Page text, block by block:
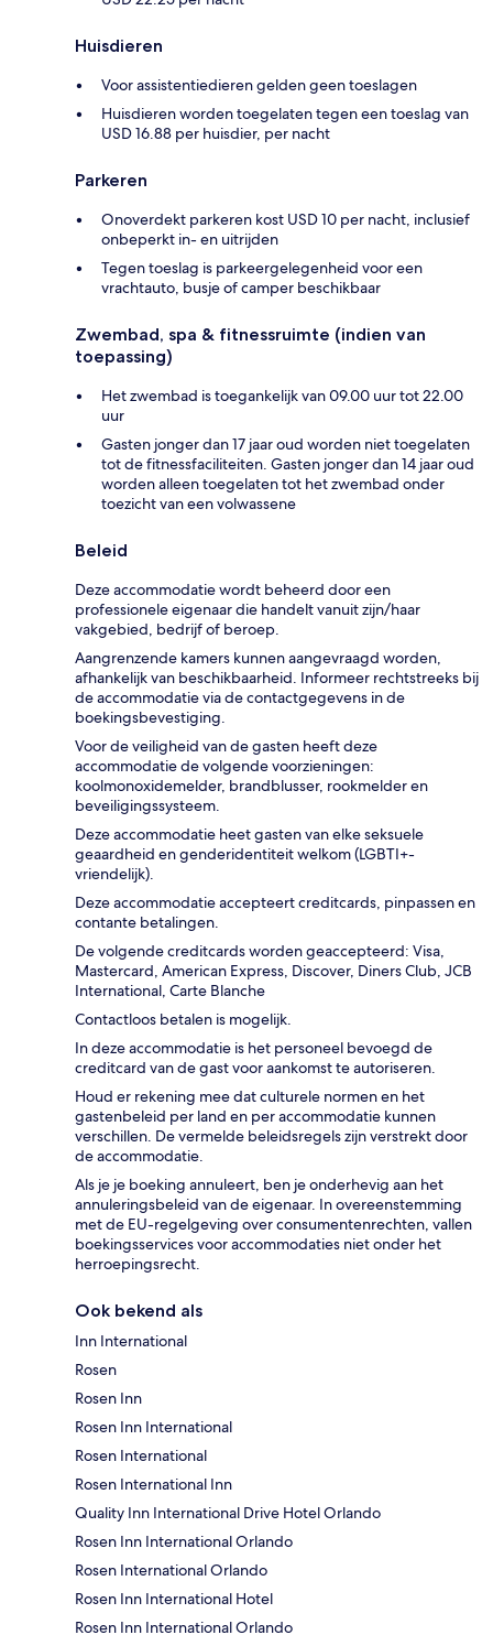
Huisdieren
Voor assistentiedieren gelden geen toeslagen
Huisdieren worden toegelaten tegen een toeslag van
USD 16.88 per huisdier, per nacht
Parkeren
Onoverdekt parkeren kost USD 10 per nacht, inclusief
onbeperkt in- en uitrijden
Tegen toeslag is parkeergelegenheid voor een
vrachtauto, busje of camper beschikbaar
Zwembad, spa & fitnessruimte (indien van
toepassing)
Het zwembad is toegankelijk van 09.00 uur tot 22.00
uur
Gasten jonger dan 17 jaar oud worden niet toegelaten
tot de fitnessfaciliteiten. Gasten jonger dan 14 jaar oud
worden alleen toegelaten tot het zwembad onder
toezicht van een volwassene
Beleid
Deze accommodatie wordt beheerd door een
professionele eigenaar die handelt vanuit zijn/haar
vakgebied, bedrijf of beroep.
Aangrenzende kamers kunnen aangevraagd worden,
afhankelijk van beschikbaarheid. Informeer rechtstreeks bij
de accommodatie via de contactgegevens in de
boekingsbevestiging.
Voor de veiligheid van de gasten heeft deze
accommodatie de volgende voorzieningen:
koolmonoxidemelder, brandblusser, rookmelder en
beveiligingssysteem.
Deze accommodatie heet gasten van elke seksuele
geaardheid en genderidentiteit welkom (LGBTI+-
vriendelijk).
Deze accommodatie accepteert creditcards, pinpassen en
contante betalingen.
De volgende creditcards worden geaccepteerd: Visa,
Mastercard, American Express, Discover, Diners Club, JCB
International, Carte Blanche
Contactloos betalen is mogelijk.
In deze accommodatie is het personeel bevoegd de
creditcard van de gast voor aankomst te autoriseren.
Houd er rekening mee dat culturele normen en het
gastenbeleid per land en per accommodatie kunnen
verschillen. De vermelde beleidsregels zijn verstrekt door
de accommodatie.
Als je je boeking annuleert, ben je onderhevig aan het
annuleringsbeleid van de eigenaar. In overeenstemming
met de EU-regelgeving over consumentenrechten, vallen
boekingsservices voor accommodaties niet onder het
herroepingsrecht.
Ook bekend als
Inn International
Rosen
Rosen Inn
Rosen Inn International
Rosen International
Rosen International Inn
Quality Inn International Drive Hotel Orlando
Rosen Inn International Orlando
Rosen International Orlando
Rosen Inn International Hotel
Rosen Inn International Orlando